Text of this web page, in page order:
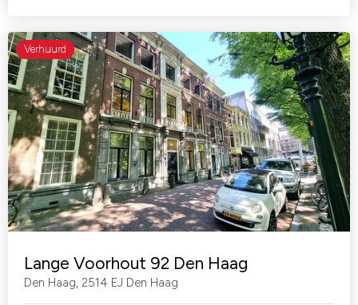
Verhuurd
Lange Voorhout 92 Den Haag
Den Haag, 2514 EJ Den Haag